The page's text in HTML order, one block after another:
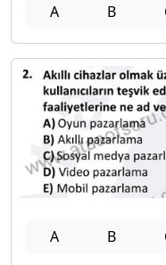
A B
A B